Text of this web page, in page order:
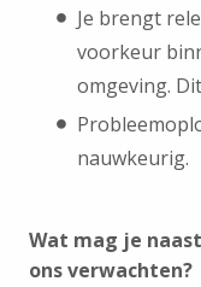
Je brengt
voorkeur
omgeving.
nauwkeurig.
Wat mag je
ons verwachten?